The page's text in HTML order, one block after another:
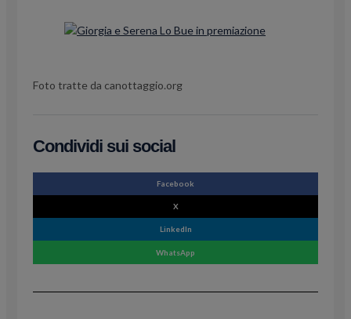
Foto tratte da canottaggio.org
Condividi sui social
Facebook
X
LinkedIn
WhatsApp